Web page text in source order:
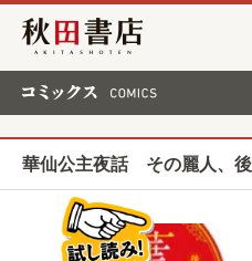
秋田書店
華仙公主夜話 その麗人、